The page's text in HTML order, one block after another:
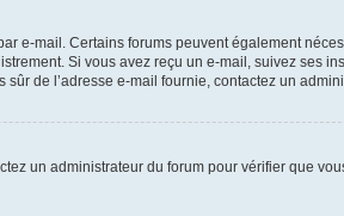
e-mail. Certains forums peuvent également
Si vous avez reçu un e-mail, suivez ses
de l’adresse e-mail fournie, contactez un
un administrateur du forum pour vérifier que